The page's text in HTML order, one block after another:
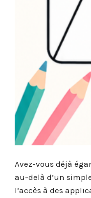
Avez-vous déjà
au-delà d’un
l’accès à des